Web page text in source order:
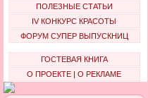
ПОЛЕЗНЫЕ СТАТЬИ
IV КОНКУРС КРАСОТЫ
ФОРУМ СУПЕР ВЫПУСКНИЦ
ГОСТЕВАЯ КНИГА
О ПРОЕКТЕ | О РЕКЛАМЕ